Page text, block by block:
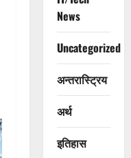
News
Uncategorized
अन्तरास्ट्रिय
अर्थ
इतिहास